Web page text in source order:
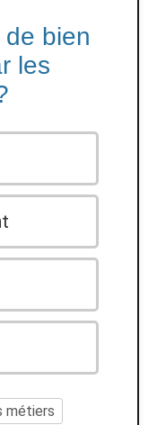
bien
les
métiers